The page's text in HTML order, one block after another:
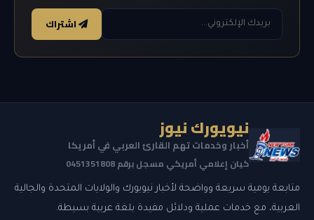
اشتراك
نيويورك نيوز
أخبار وخدمات تهم القارئ العربي في أمريكا
كيان إعلامي أمريكي مسجل برقم 0451351808
متابعة يومية سريعة وواضحة لأخبار نيويورك والولايات المتحدة والجالية
العربية، مع خدمات عملية ودلائل مفيدة بلغة عربية بسيطة.